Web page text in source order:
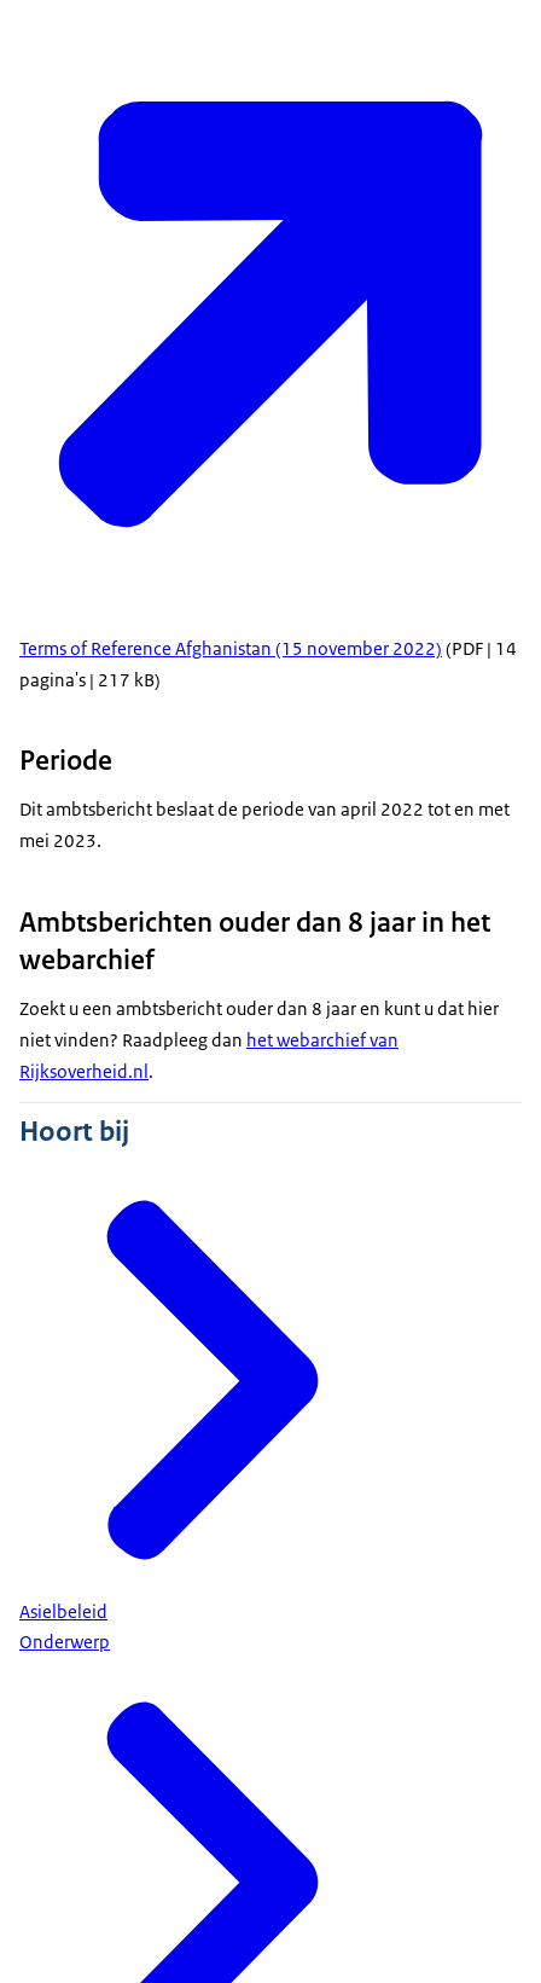
Terms of Reference Afghanistan (15 november 2022) (PDF | 14
pagina's | 217 kB)
Periode
Dit ambtsbericht beslaat de periode van april 2022 tot en met
mei 2023.
Ambtsberichten ouder dan 8 jaar in het
webarchief
Zoekt u een ambtsbericht ouder dan 8 jaar en kunt u dat hier
niet vinden? Raadpleeg dan het webarchief van
Rijksoverheid.nl.
Hoort bij
Asielbeleid
Onderwerp